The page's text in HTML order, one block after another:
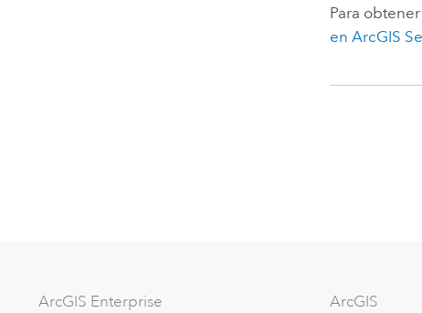
Para
enArcGIS
ArcGIS Enterprise ArcGIS